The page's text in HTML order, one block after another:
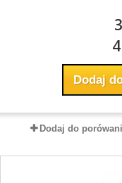
Dodaj
Dodaj do